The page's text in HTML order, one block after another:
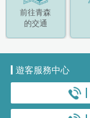
前往青森
的交通
遊客服務中心